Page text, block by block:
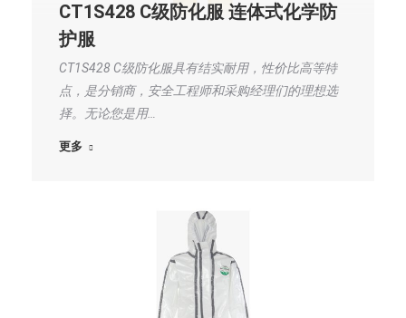
CT1S428 C级防化服 连体式化学防
护服
CT1S428 C级防化服具有结实耐用，性价比高等特
点，是分销商，安全工程师和采购经理们的理想选
择。无论您是用…
更多